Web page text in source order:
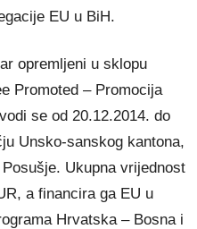
EU u BiH.
opremljeni u sklopu
Promoted – Promocija
se od 20.12.2014. do
Unsko-sanskog kantona,
Ukupna vrijednost
a financira ga EU u
Hrvatska – Bosna i